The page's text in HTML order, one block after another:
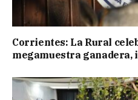
Corrientes: La Rural
megamuestra